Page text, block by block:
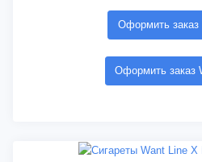
Оформить заказ
Оформить заказ